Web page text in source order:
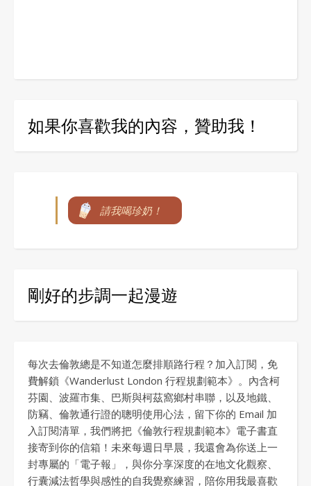
如果你喜歡我的內容，贊助我！
請我喝珍奶！
剛好的步調一起漫遊
每次去倫敦總是不知道怎麼排順路行程？加入訂閱，免
費解鎖《Wanderlust London 行程規劃範本》。內含柯
芬園、波羅市集、巴斯與柯茲窩鄉村串聯，以及地鐵、
防竊、倫敦通行證的聰明使用心法，留下你的 Email 加
入訂閱清單，我們將把《倫敦行程規劃範本》電子書直
接寄到你的信箱！未來每週日早晨，我還會為你送上一
封專屬的「電子報」，與你分享深度的在地文化觀察、
行囊減法哲學與感性的自我覺察練習，陪你用我最喜歡